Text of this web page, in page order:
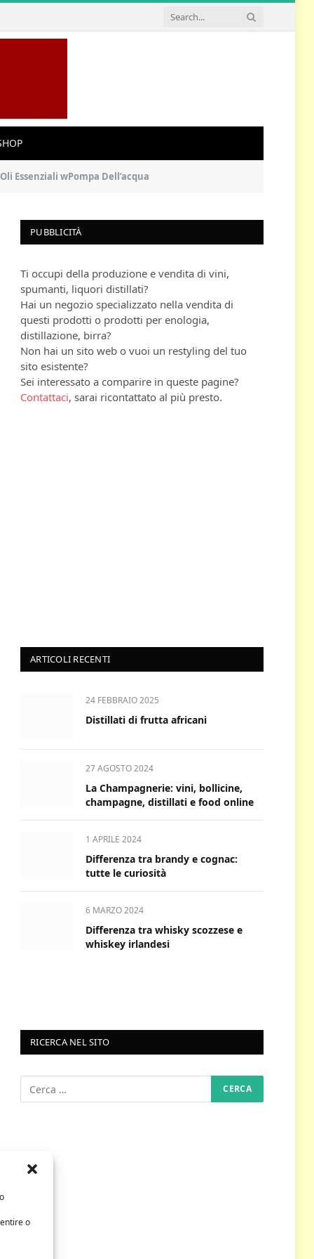
o
Essenziali wPompa Dell’acqua
PUBBLICITÀ
Ti occupi della produzione e vendita di vini,
spumanti, liquori distillati?
Hai un negozio specializzato nella vendita di
questi prodotti o prodotti per enologia,
distillazione, birra?
Non hai un sito web o vuoi un restyling del tuo
sito esistente?
Sei interessato a comparire in queste pagine?
Contattaci, sarai ricontattato al più presto.
ARTICOLI RECENTI
24 FEBBRAIO 2025
Distillati di frutta africani
27 AGOSTO 2024
La Champagnerie: vini, bollicine,
champagne, distillati e food online
1 APRILE 2024
Differenza tra brandy e cognac:
tutte le curiosità
6 MARZO 2024
Differenza tra whisky scozzese e
whiskey irlandesi
RICERCA NEL SITO